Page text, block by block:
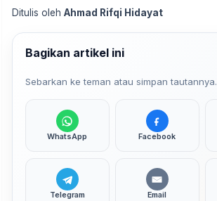
Ditulis oleh Ahmad Rifqi Hidayat
Bagikan artikel ini
Sebarkan ke teman atau simpan tautannya.
WhatsApp Facebook
Telegram Email